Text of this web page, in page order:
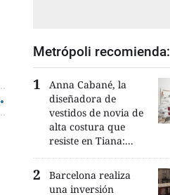
Metrópoli recomienda:
Anna Cabané, la
diseñadora de
vestidos de novia de
alta costura que
resiste en Tiana:...
Barcelona realiza
una inversión